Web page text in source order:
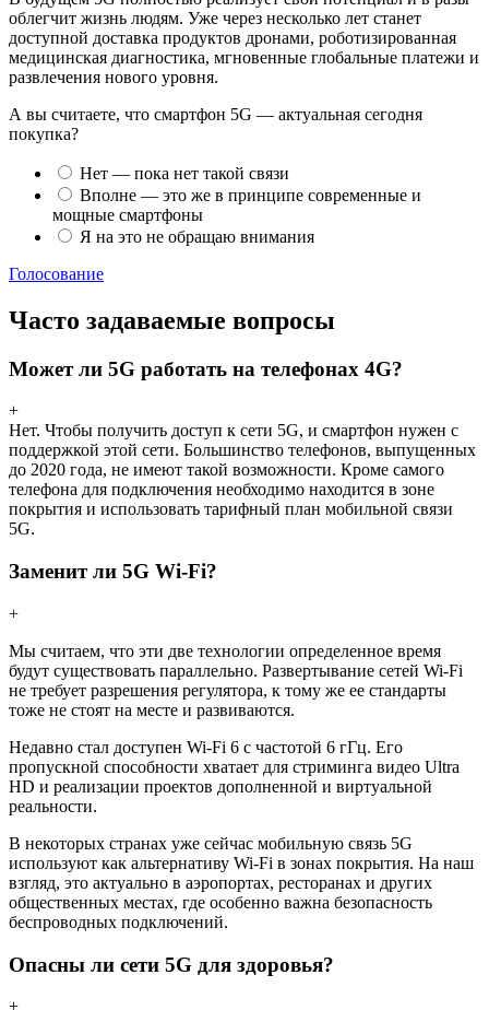
облегчит жизнь людям. Уже через несколько лет станет
доступной доставка продуктов дронами, роботизированная
медицинская диагностика, мгновенные глобальные платежи и
развлечения нового уровня.
А вы считаете, что смартфон 5G — актуальная сегодня
покупка?
Нет — пока нет такой связи
Вполне — это же в принципе современные и
мощные смартфоны
Я на это не обращаю внимания
Голосование
Часто задаваемые вопросы
Может ли 5G работать на телефонах 4G?
+
Нет. Чтобы получить доступ к сети 5G, и смартфон нужен с
поддержкой этой сети. Большинство телефонов, выпущенных
до 2020 года, не имеют такой возможности. Кроме самого
телефона для подключения необходимо находится в зоне
покрытия и использовать тарифный план мобильной связи
5G.
Заменит ли 5G Wi-Fi?
+
Мы считаем, что эти две технологии определенное время
будут существовать параллельно. Развертывание сетей Wi-Fi
не требует разрешения регулятора, к тому же ее стандарты
тоже не стоят на месте и развиваются.
Недавно стал доступен Wi-Fi 6 с частотой 6 гГц. Его
пропускной способности хватает для стриминга видео Ultra
HD и реализации проектов дополненной и виртуальной
реальности.
В некоторых странах уже сейчас мобильную связь 5G
используют как альтернативу Wi-Fi в зонах покрытия. На наш
взгляд, это актуально в аэропортах, ресторанах и других
общественных местах, где особенно важна безопасность
беспроводных подключений.
Опасны ли сети 5G для здоровья?